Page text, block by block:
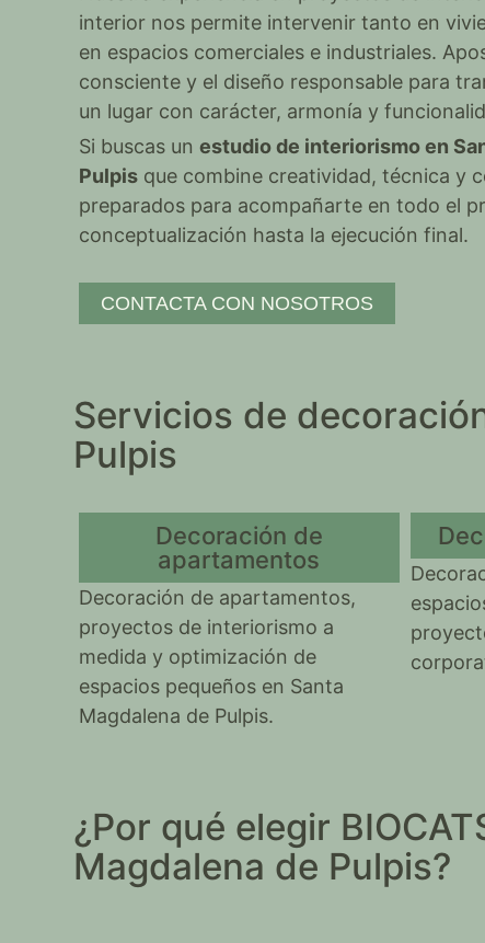
interior nos permite intervenir tanto en
en espacios comerciales e industriales.
consciente y el diseño responsable para
un lugar con carácter, armonía y
Si buscas unestudio de interiorismo en
Pulpis que combine creatividad, técnica y
preparados para acompañarte en todo el
conceptualización hasta la ejecución final.
CONTACTA CON NOSOTROS
Servicios de
Pulpis
Decoración de
apartamentos
Decoración de apartamentos,
proyectos de interiorismo a
medida y optimización de
espacios pequeños en Santa
Magdalena de Pulpis.
¿Por qué elegir
Magdalena de Pulpis?